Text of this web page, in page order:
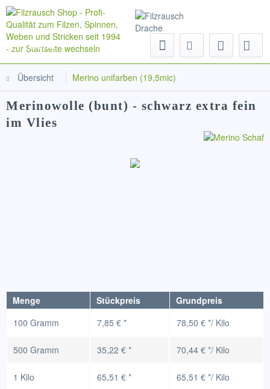
Menü
Übersicht Merino unifarben (19,5mic)
Merinowolle (bunt) - schwarz extra fein
im Vlies
Menge Stückpreis
Grundpreis
100 Gramm
7,85 € * 78,50 € */ Kilo
500 Gramm 35,22 € * 70,44 € */ Kilo
1 Kilo 65,51 € * 65,51 € */ Kilo